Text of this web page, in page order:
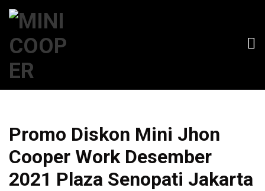
Promo Diskon Mini Jhon
Cooper Work Desember
2021 Plaza Senopati Jakarta